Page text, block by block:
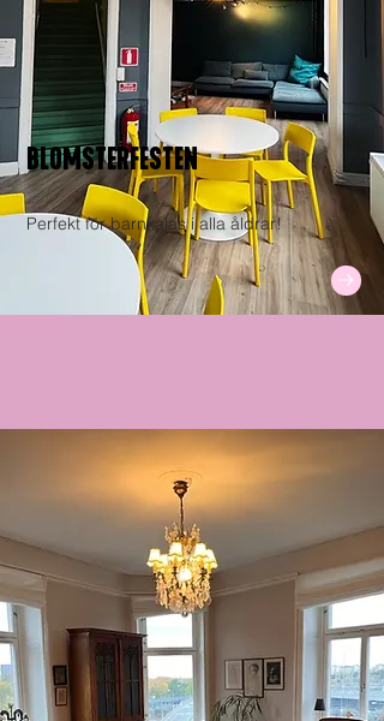
BLOMSTERFESTEN
Perfekt för barnkalas i alla åldrar!